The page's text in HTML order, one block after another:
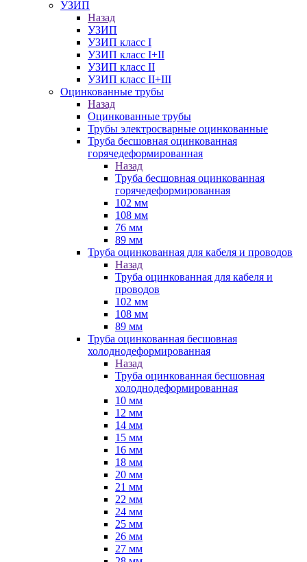
УЗИП
Назад
УЗИП
УЗИП класс I
УЗИП класс I+II
УЗИП класс II
УЗИП класс II+III
Оцинкованные трубы
Назад
Оцинкованные трубы
Трубы электросварные оцинкованные
Труба бесшовная оцинкованная
горячедеформированная
Назад
Труба бесшовная оцинкованная
горячедеформированная
102 мм
108 мм
76 мм
89 мм
Труба оцинкованная для кабеля и проводов
Назад
Труба оцинкованная для кабеля и
проводов
102 мм
108 мм
89 мм
Труба оцинкованная бесшовная
холоднодеформированная
Назад
Труба оцинкованная бесшовная
холоднодеформированная
10 мм
12 мм
14 мм
15 мм
16 мм
18 мм
20 мм
21 мм
22 мм
24 мм
25 мм
26 мм
27 мм